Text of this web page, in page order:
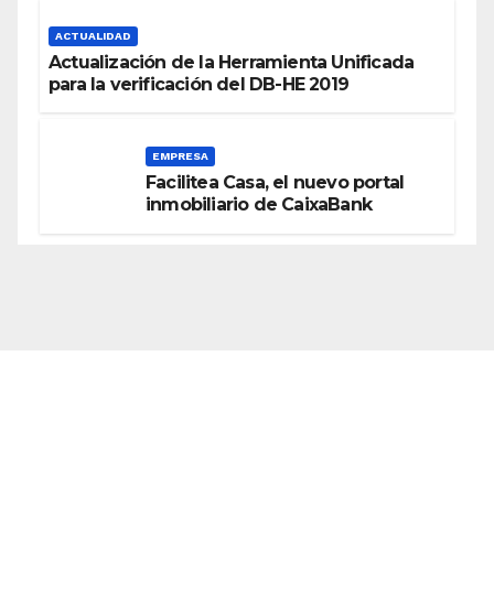
ACTUALIDAD
Actualización de la Herramienta Unificada
para la verificación del DB-HE 2019
EMPRESA
Facilitea Casa, el nuevo portal
inmobiliario de CaixaBank